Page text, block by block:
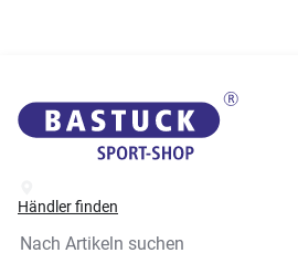
Händler finden